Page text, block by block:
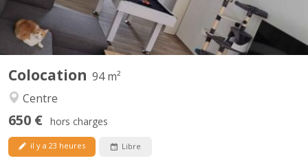
Colocation 94 m²
Centre
650 € hors charges
il y a 23 heures Libre